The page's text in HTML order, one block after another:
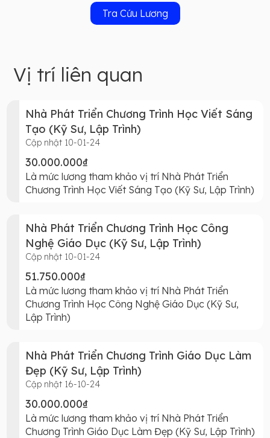
Tra Cứu Lương
Vị trí liên quan
Nhà Phát Triển Chương Trình Học Viết Sáng
Tạo (Kỹ Sư, Lập Trình)
Cập nhật 10-01-24
30.000.000₫
Là mức lương tham khảo vị trí Nhà Phát Triển
Chương Trình Học Viết Sáng Tạo (Kỹ Sư, Lập Trình)
Nhà Phát Triển Chương Trình Học Công
Nghệ Giáo Dục (Kỹ Sư, Lập Trình)
Cập nhật 10-01-24
51.750.000₫
Là mức lương tham khảo vị trí Nhà Phát Triển
Chương Trình Học Công Nghệ Giáo Dục (Kỹ Sư,
Lập Trình)
Nhà Phát Triển Chương Trình Giáo Dục Làm
Đẹp (Kỹ Sư, Lập Trình)
Cập nhật 16-10-24
30.000.000₫
Là mức lương tham khảo vị trí Nhà Phát Triển
Chương Trình Giáo Dục Làm Đẹp (Kỹ Sư, Lập Trình)